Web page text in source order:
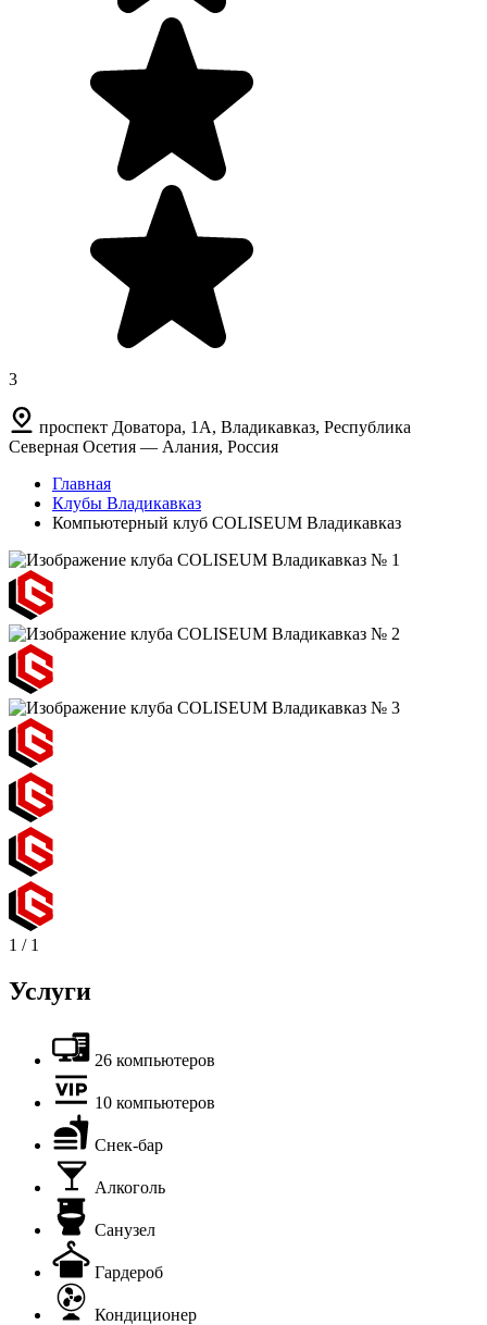
3
проспект Доватора, 1А, Владикавказ, Республика
Северная Осетия — Алания, Россия
Главная
Клубы Владикавказ
Компьютерный клуб COLISEUM Владикавказ
1 / 1
Услуги
26 компьютеров
10 компьютеров
Снек-бар
Алкоголь
Санузел
Гардероб
Кондиционер